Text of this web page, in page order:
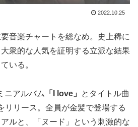
2022.10.25
音楽チャートを総なめ。史上稀に
衆的な人気を証明する立派な結果
いる。
ニアルバム 「I love」
とタイトル曲
リリース。全員が金髪で登場する
ルと、「ヌード」という刺激的な